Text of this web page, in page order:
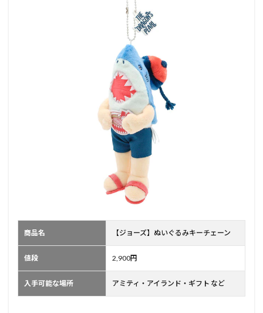
商品名 【ジョーズ】ぬいぐるみキーチェーン
値段 2,900円
入手可能な場所 アミティ・アイランド・ギフト など